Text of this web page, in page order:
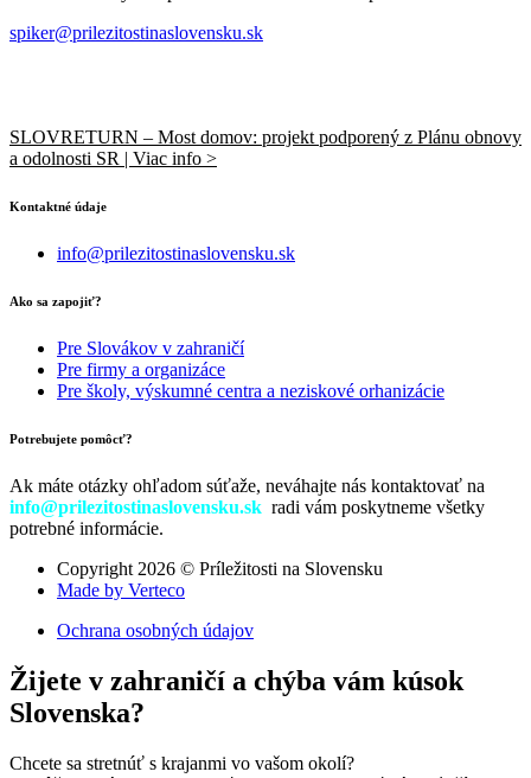
spiker@prilezitostinaslovensku.sk
SLOVRETURN – Most domov: projekt podporený z Plánu obnovy
a odolnosti SR | Viac info >
Kontaktné údaje
info@prilezitostinaslovensku.sk
Ako sa zapojiť?
Pre Slovákov v zahraničí
Pre firmy a organizáce
Pre školy, výskumné centra a neziskové orhanizácie
Potrebujete pomôcť?
Ak máte otázky ohľadom súťaže, neváhajte nás kontaktovať na
info@prilezitostinaslovensku.sk radi vám poskytneme všetky
potrebné informácie.
Copyright 2026 © Príležitosti na Slovensku
Made by Verteco
Ochrana osobných údajov
Žijete v zahraničí a chýba vám kúsok
Slovenska?
Chcete sa stretnúť s krajanmi vo vašom okolí?